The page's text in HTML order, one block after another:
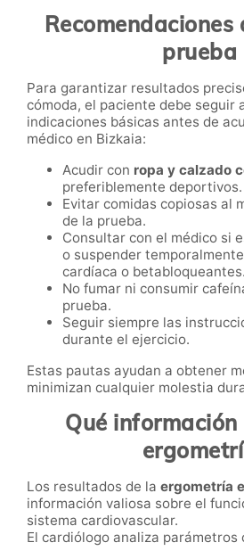
Recomendaciones
prueba
Para garantizar resultados
cómoda, el paciente debe seguir
indicaciones básicas antes de
médico en Bizkaia:
Acudir con ropa y calzado
preferiblemente deportivos.
Evitar comidas copiosas al
de la prueba.
Consultar con el médico si
o suspender
cardíaca o betabloqueantes.
No fumar ni consumir
prueba.
Seguir siempre las
durante el ejercicio.
Estas pautas ayudan a obtener
minimizan cualquier molestia
Qué información
Los resultados de la ergometría
información valiosa sobre el
sistema cardiovascular.
El cardiólogo analiza parámetros